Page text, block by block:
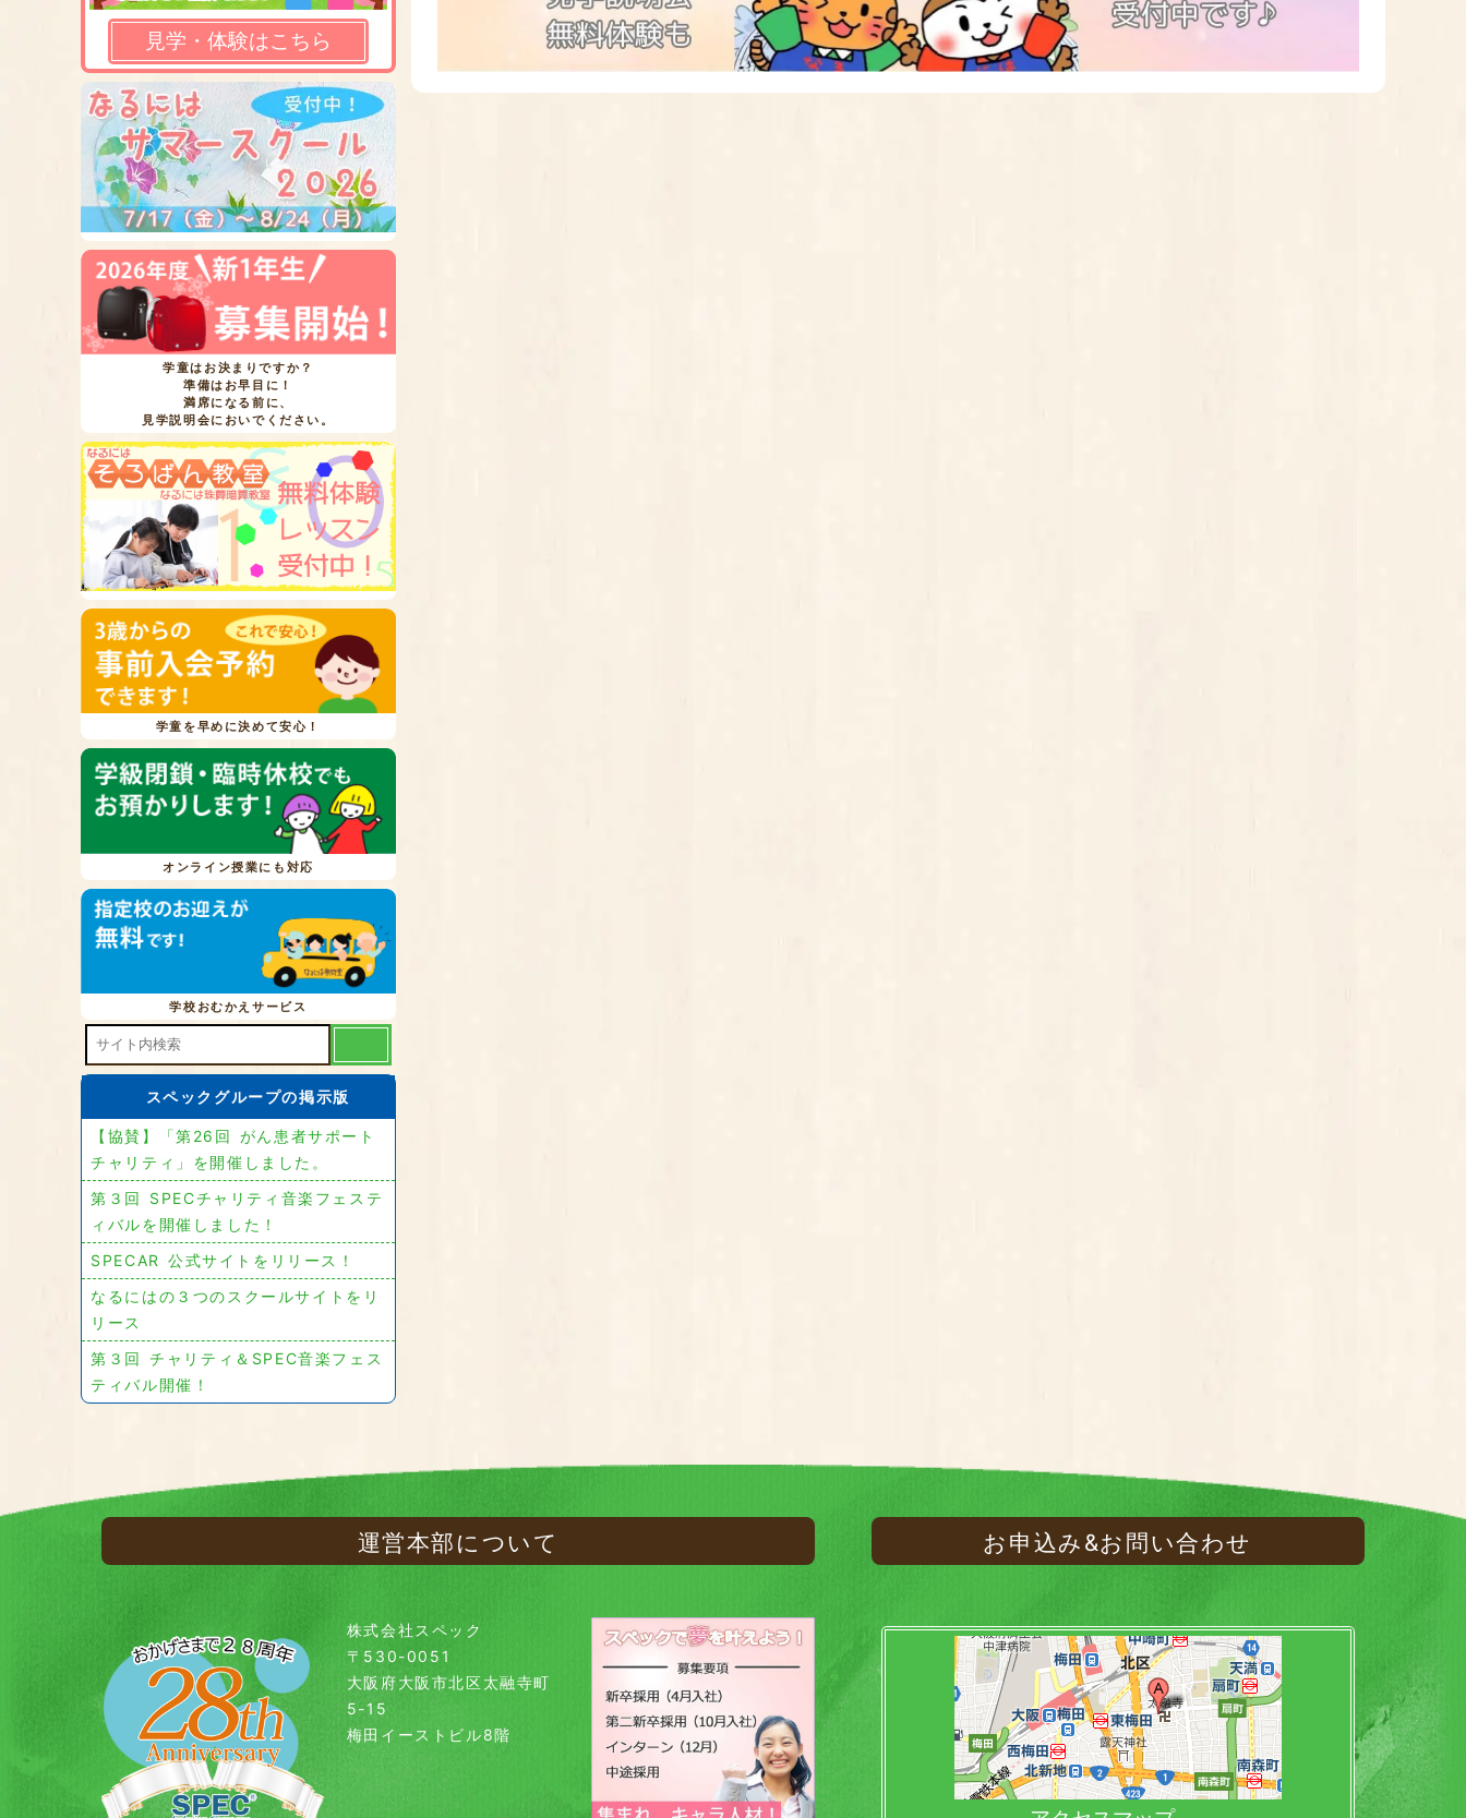
見学・体験はこちら
学童はお決まりですか？
準備はお早目に！
満席になる前に、
見学説明会においでください。
学童を早めに決めて安心！
オンライン授業にも対応
学校おむかえサービス
スペックグループの掲示版
【協賛】「第26回 がん患者サポート
チャリティ」を開催しました。
第３回 SPECチャリティ音楽フェステ
ィバルを開催しました！
SPECAR 公式サイトをリリース！
なるにはの３つのスクールサイトをリ
リース
第３回 チャリティ＆SPEC音楽フェス
ティバル開催！
運営本部について
株式会社スペック
〒530-0051
大阪府大阪市北区太融寺町
5-15
梅田イーストビル8階
お申込み&お問い合わせ